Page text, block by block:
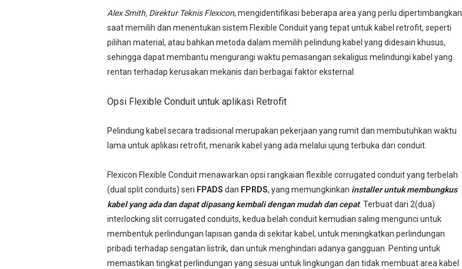
Alex Smith, Direktur Teknis Flexicon, mengidentifikasi beberapa area yang perlu dipertimbangkan
saat memilih dan menentukan sistem Flexible Conduit yang tepat untuk kabel retrofit, seperti
pilihan material, atau bahkan metoda dalam memilih pelindung kabel yang didesain khusus,
sehingga dapat membantu mengurangi waktu pemasangan sekaligus melindungi kabel yang
rentan terhadap kerusakan mekanis dari berbagai faktor eksternal.
Opsi Flexible Conduit untuk aplikasi Retrofit
Pelindung kabel secara tradisional merupakan pekerjaan yang rumit dan membutuhkan waktu
lama untuk aplikasi retrofit, menarik kabel yang ada melalui ujung terbuka dari conduit.
Flexicon Flexible Conduit menawarkan opsi rangkaian flexible corrugated conduit yang terbelah
(dual split conduits) seri FPADS dan FPRDS, yang memungkinkan installer untuk membungkus
kabel yang ada dan dapat dipasang kembali dengan mudah dan cepat. Terbuat dari 2(dua)
interlocking slit corrugated conduits, kedua belah conduit kemudian saling mengunci untuk
membentuk perlindungan lapisan ganda di sekitar kabel, untuk meningkatkan perlindungan
pribadi terhadap sengatan listrik, dan untuk menghindari adanya gangguan. Penting untuk
memastikan tingkat perlindungan yang sesuai untuk lingkungan dan tidak membuat area kabel